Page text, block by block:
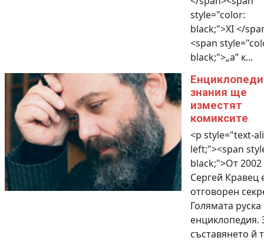
style="color:
black;">XI </
<span
black;">„а” к...
знания ще
изместят
комиксите
<p style="text-
left;"><span
black;">От 2002
Сергей Кравец
отговорен
Голямата руска
енциклопедия.
съставянето й